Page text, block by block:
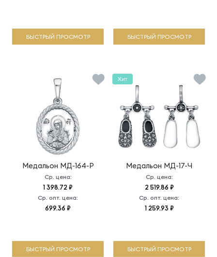
БЫСТРЫЙ ПРОСМОТР БЫСТРЫЙ ПРОСМОТР
Медальон МД-164-Р
Ср. цена:
1 398.72 ₽
Ср. опт. цена:
699.36 ₽
БЫСТРЫЙ ПРОСМОТР
Медальон МД-17-Ч
Ср. цена:
2 519.86 ₽
Ср. опт. цена:
1 259.93 ₽
Хит
БЫСТРЫЙ ПРОСМОТР